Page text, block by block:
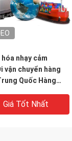
hóa nhạy cảm
vận chuyển hàng
Quốc Hàng
Trung Quốc Đến
Nha Bồ Đào Nha
Giá Tốt Nhất